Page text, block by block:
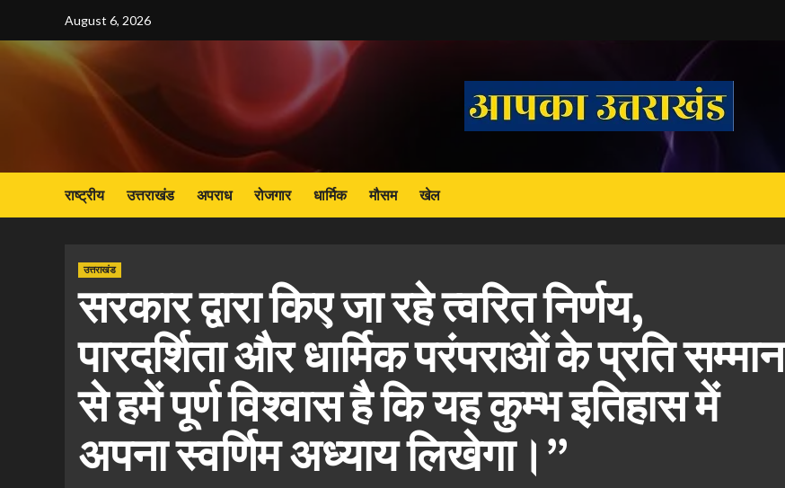
content
August 6, 2026
राष्ट्रीय उत्तराखंड अपराध रोजगार धार्मिक मौसम खेल
उत्तराखंड
सरकार द्वारा किए जा रहे त्वरित निर्णय,
पारदर्शिता और धार्मिक परंपराओं के प्रति सम्मान
से हमें पूर्ण विश्वास है कि यह कुम्भ इतिहास में
अपना स्वर्णिम अध्याय लिखेगा।”